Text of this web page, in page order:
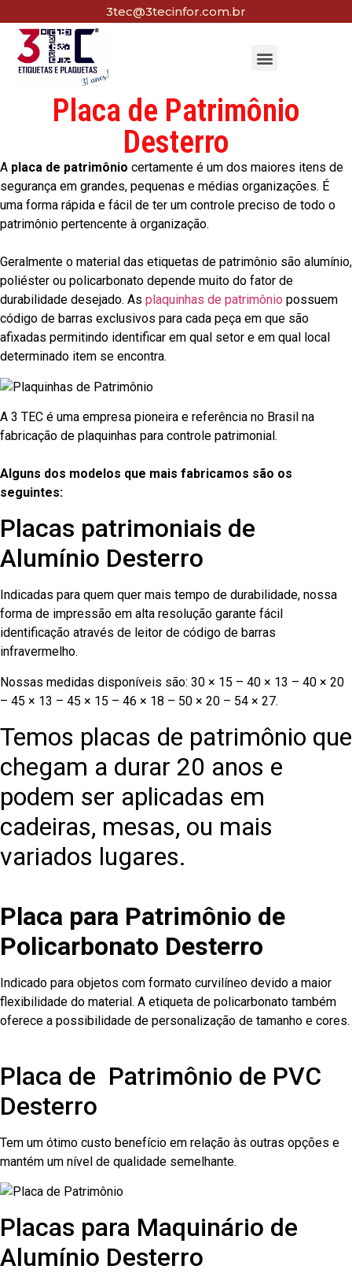
3tec@3tecinfor.com.br
Placa de Patrimônio
Desterro
A placa de patrimônio certamente é um dos maiores itens de
segurança em grandes, pequenas e médias organizações. É
uma forma rápida e fácil de ter um controle preciso de todo o
patrimônio pertencente à organização.
Geralmente o material das etiquetas de patrimônio são alumínio,
poliéster ou policarbonato depende muito do fator de
durabilidade desejado. As plaquinhas de patrimônio possuem
código de barras exclusivos para cada peça em que são
afixadas permitindo identificar em qual setor e em qual local
determinado item se encontra.
A 3 TEC é uma empresa pioneira e referência no Brasil na
fabricação de plaquinhas para controle patrimonial.
Alguns dos modelos que mais fabricamos são os
seguintes:
Placas patrimoniais de
Alumínio Desterro
Indicadas para quem quer mais tempo de durabilidade, nossa
forma de impressão em alta resolução garante fácil
identificação através de leitor de código de barras
infravermelho.
Nossas medidas disponíveis são: 30 × 15 – 40 × 13 – 40 × 20
– 45 × 13 – 45 × 15 – 46 × 18 – 50 × 20 – 54 × 27.
Temos placas de patrimônio que
chegam a durar 20 anos e
podem ser aplicadas em
cadeiras, mesas, ou mais
variados lugares.
Placa para Patrimônio de
Policarbonato Desterro
Indicado para objetos com formato curvilíneo devido a maior
flexibilidade do material. A etiqueta de policarbonato também
oferece a possibilidade de personalização de tamanho e cores.
Placa de Patrimônio de PVC
Desterro
Tem um ótimo custo benefício em relação às outras opções e
mantém um nível de qualidade semelhante.
Placas para Maquinário de
Alumínio Desterro